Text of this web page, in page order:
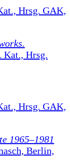
Hrsg. GAK,
Kat., Hrsg.
Hrsg. GAK,
1965–1981
Berlin,